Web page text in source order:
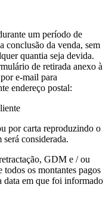
um período de
conclusão da venda, sem
quantia seja devida.
de retirada anexo à
e-mail para
endereço postal:
por carta reproduzindo o
considerada.
GDM e / ou
todos os montantes pagos
data em que foi informado